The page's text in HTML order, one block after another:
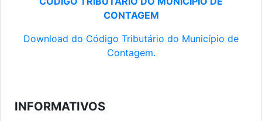
CONTAGEM
Download do Código Tributário do Município de
Contagem.
INFORMATIVOS